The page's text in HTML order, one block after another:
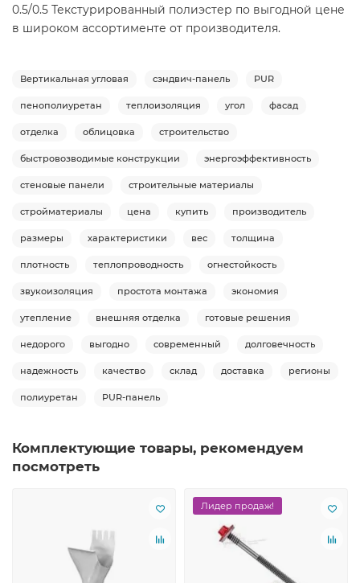
0.5/0.5 Текстурированный полиэстер по выгодной цене
в широком ассортименте от производителя.
Вертикальная угловая сэндвич-панель PUR
пенополиуретан теплоизоляция угол фасад
отделка облицовка строительство
быстровозводимые конструкции энергоэффективность
стеновые панели строительные материалы
стройматериалы цена купить производитель
размеры характеристики вес толщина
плотность теплопроводность огнестойкость
звукоизоляция простота монтажа экономия
утепление внешняя отделка готовые решения
недорого выгодно современный долговечность
надежность качество склад доставка регионы
полиуретан PUR-панель
Комплектующие товары, рекомендуем
посмотреть
Лидер продаж!